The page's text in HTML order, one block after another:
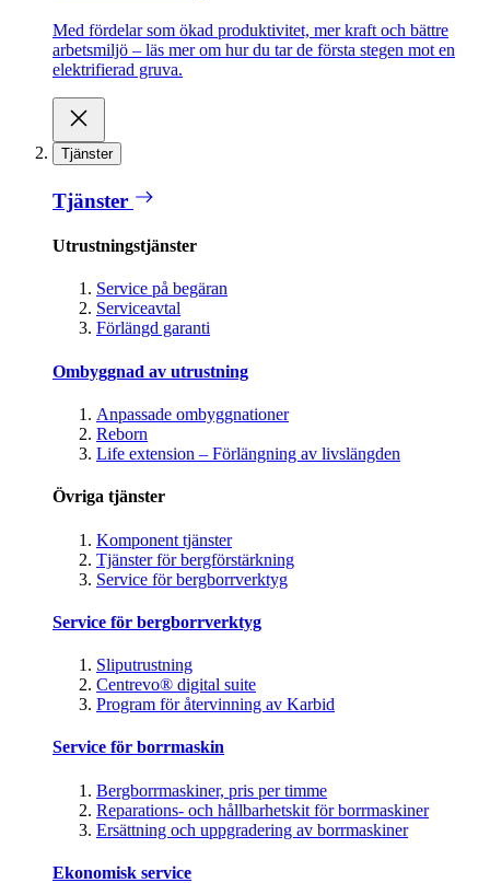
Med fördelar som ökad produktivitet, mer kraft och bättre
arbetsmiljö – läs mer om hur du tar de första stegen mot en
elektrifierad gruva.
Tjänster
Tjänster
Utrustningstjänster
Service på begäran
Serviceavtal
Förlängd garanti
Ombyggnad av utrustning
Anpassade ombyggnationer
Reborn
Life extension – Förlängning av livslängden
Övriga tjänster
Komponent tjänster
Tjänster för bergförstärkning
Service för bergborrverktyg
Service för bergborrverktyg
Sliputrustning
Centrevo® digital suite
Program för återvinning av Karbid
Service för borrmaskin
Bergborrmaskiner, pris per timme
Reparations- och hållbarhetskit för borrmaskiner
Ersättning och uppgradering av borrmaskiner
Ekonomisk service